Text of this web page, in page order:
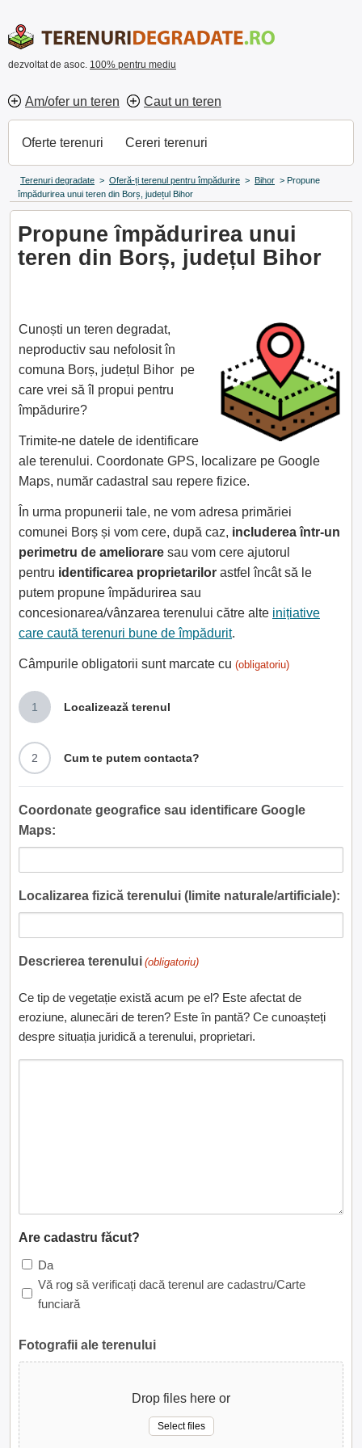
dezvoltat de asoc. 100% pentru mediu
Am/ofer un teren Caut un teren
Oferte terenuri Cereri terenuri
Terenuri degradate > Oferă-ți terenul pentru împădurire > Bihor > Propune
împădurirea unui teren din Borș, județul Bihor
Propune împădurirea unui
teren din Borș, județul Bihor
Cunoști un teren degradat,
neproductiv sau nefolosit în
comuna Borș, județul Bihor pe
care vrei să îl propui pentru
împădurire?
Trimite-ne datele de identificare
ale terenului. Coordonate GPS, localizare pe Google
Maps, număr cadastral sau repere fizice.
În urma propunerii tale, ne vom adresa primăriei
comunei Borș și vom cere, după caz, includerea într-un
perimetru de ameliorare sau vom cere ajutorul
pentru identificarea proprietarilor astfel încât să le
putem propune împădurirea sau
concesionarea/vânzarea terenului către alte inițiative
care caută terenuri bune de împădurit.
Câmpurile obligatorii sunt marcate cu (obligatoriu)
1 Localizează terenul
2 Cum te putem contacta?
Coordonate geografice sau identificare Google
Maps:
Localizarea fizică terenului (limite naturale/artificiale):
Descrierea terenului (obligatoriu)
Ce tip de vegetație există acum pe el? Este afectat de
eroziune, alunecări de teren? Este în pantă? Ce cunoașteți
despre situația juridică a terenului, proprietari.
Are cadastru făcut?
Da
Vă rog să verificați dacă terenul are cadastru/Carte
funciară
Fotografii ale terenului
Drop files here or
Select files